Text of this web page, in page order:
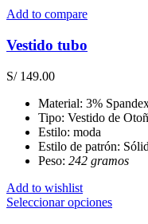
elegir
en
página
de
Add to compare
Vestido tubo
S/149.00
Material: 3%
Tipo: Vestido de
Estilo: moda
Estilo de patrón:
Peso: 242 gramos
Add to wishlist
Seleccionar opcionesEste